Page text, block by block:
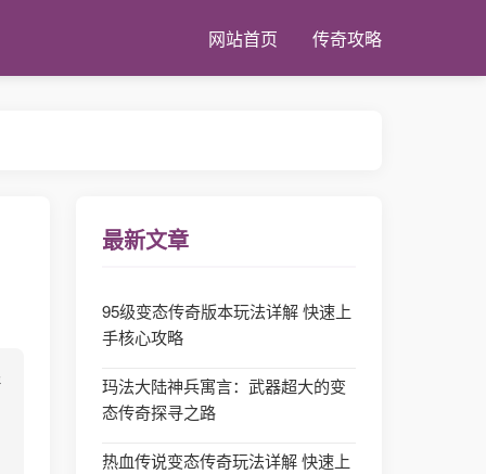
网站首页 传奇攻略
最新文章
95级变态传奇版本玩法详解 快速上
手核心攻略
玛法大陆神兵寓言：武器超大的变
态传奇探寻之路
热血传说变态传奇玩法详解 快速上